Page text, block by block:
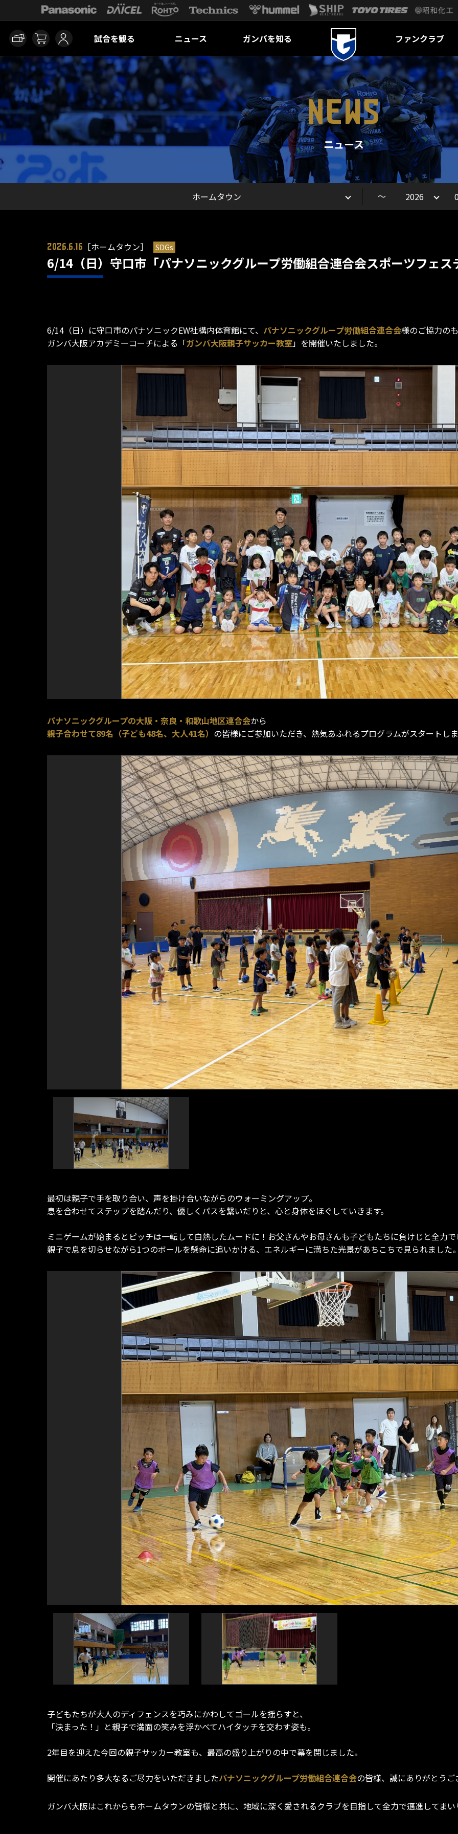
試合を観る ニュース ガンバを知る ファンクラブ
NEWS
ニュース
～
2026.6.16 ［ホームタウン］ SDGs
6/14（日）守口市「パナソニックグループ労働組合連合会スポーツフェス
6/14（日）に守口市のパナソニックEW社構内体育館にて、 パナソニックグループ労働組合連合会様のご協力の
ガンバ大阪アカデミーコーチによる「ガンバ大阪親子サッカー教室」を開催いたしました。
パナソニックグループの大阪・奈良・和歌山地区連合会から
親子合わせて89名（子ども48名、大人41名） の皆様にご参加いただき、熱気あふれるプログラムがスタートし
最初は親子で手を取り合い、声を掛け合いながらのウォーミングアップ。
息を合わせてステップを踏んだり、優しくパスを繋いだりと、心と身体をほぐしていきます。
ミニゲームが始まるとピッチは一転して白熱したムードに！お父さんやお母さんも子どもたちに負けじと全力
親子で息を切らせながら1つのボールを懸命に追いかける、エネルギーに満ちた光景があちこちで見られました
子どもたちが大人のディフェンスを巧みにかわしてゴールを揺らすと、
「決まった！」と親子で満面の笑みを浮かべてハイタッチを交わす姿も。
2年目を迎えた今回の親子サッカー教室も、最高の盛り上がりの中で幕を閉じました。
開催にあたり多大なるご尽力をいただきましたパナソニックグループ労働組合連合会の皆様、誠にありがとう
ガンバ大阪はこれからもホームタウンの皆様と共に、地域に深く愛されるクラブを目指して全力で邁進してまい